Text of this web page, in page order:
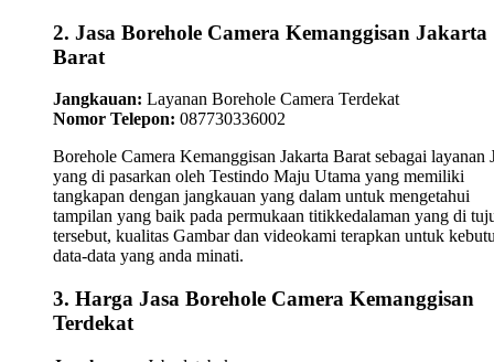
2. Jasa Borehole Camera Kemanggisan Jakarta
Barat
Jangkauan: Layanan Borehole Camera Terdekat
Nomor Telepon: 087730336002
Borehole Camera Kemanggisan Jakarta Barat sebagai layanan
yang di pasarkan oleh Testindo Maju Utama yang memiliki
tangkapan dengan jangkauan yang dalam untuk mengetahui
tampilan yang baik pada permukaan titikkedalaman yang di
tersebut, kualitas Gambar dan videokami terapkan untuk
data-data yang anda minati.
3. Harga Jasa Borehole Camera Kemanggisan
Terdekat